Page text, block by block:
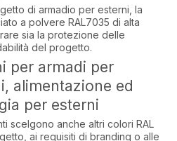
di armadio per esterni, la
a polvere RAL7035 di alta
sia la protezione delle
del progetto.
per armadi per
alimentazione ed
per esterni
scelgono anche altri colori RAL
ai requisiti di branding o alle